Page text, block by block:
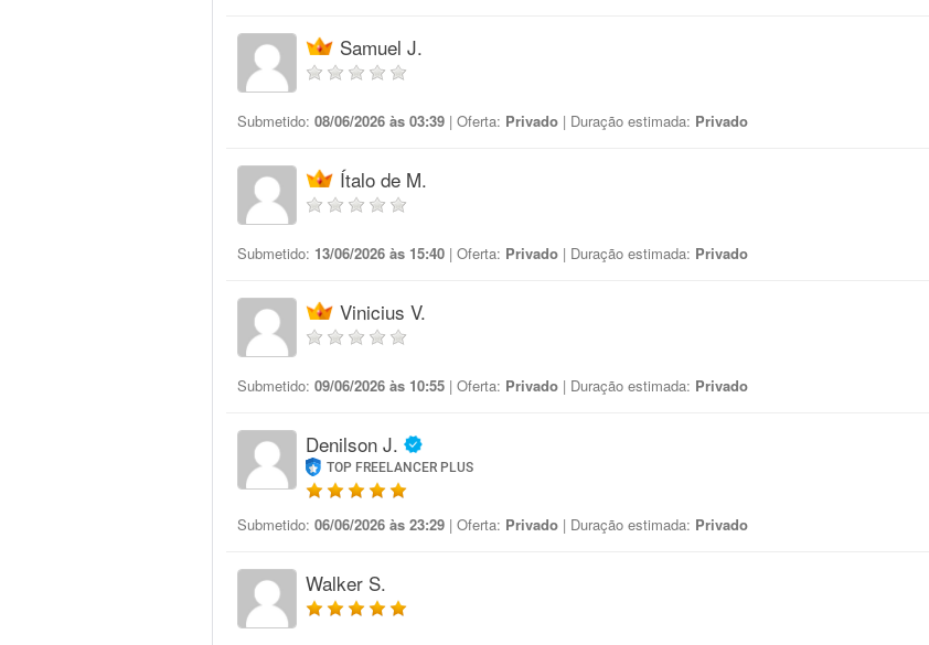
Samuel J.
Submetido: 08/06/2026 às 03:39 | Oferta: Privado | Duração estimada: Privado
Ítalo de M.
Submetido: 13/06/2026 às 15:40 | Oferta: Privado | Duração estimada: Privado
Vinicius V.
Submetido: 09/06/2026 às 10:55 | Oferta: Privado | Duração estimada: Privado
Denilson J.
TOP FREELANCER PLUS
Submetido: 06/06/2026 às 23:29 | Oferta: Privado | Duração estimada: Privado
Walker S.